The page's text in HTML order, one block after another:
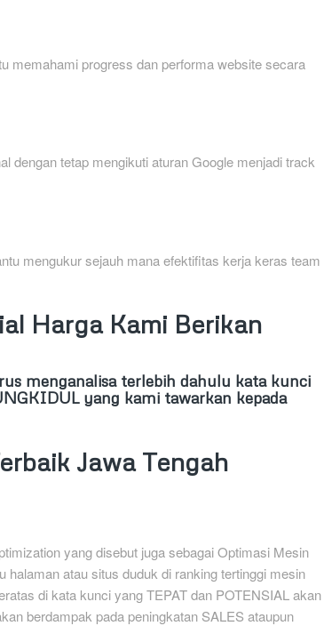
memahami progress dan performa website secara
dengan tetap mengikuti aturan Google menjadi track
mengukur sejauh mana efektifitas kerja keras team
Harga Kami Berikan
menganalisa terlebih dahulu kata kunci
yang kami tawarkan kepada
Jawa Tengah
yang disebut juga sebagai Optimasi Mesin
atau situs duduk di ranking tertinggi mesin
di kata kunci yang TEPAT dan POTENSIAL akan
berdampak pada peningkatan SALES ataupun